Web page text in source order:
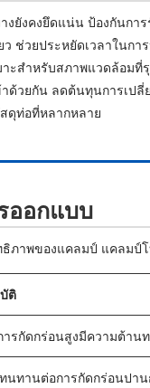
งยังคงยึดแน่น ป้องกันกา
ว ช่วยประหยัดเวลาในกา
ะสำหรับสภาพแวดล้อมที่
ด้วยกัน ลดต้นทุนการเป
ดุท่อที่หลากหลาย
ออกแบบ
ภาพของแคลมป์ แคลมป์
ติ
รกัดกร่อนสูงมีความต้าน
นทานต่อการกัดกร่อนปาน